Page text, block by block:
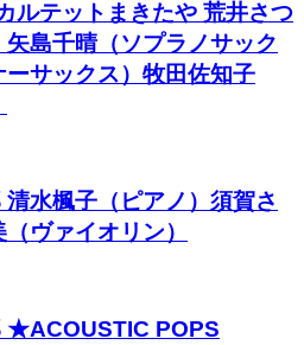
ルテットまきたや 荒井さつ
島千晴（ソプラノサック
サックス）牧田佐知子
水楓子（ピアノ）須賀さ
ヴァイオリン）
★ACOUSTIC POPS